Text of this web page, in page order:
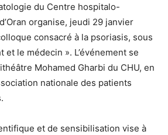
du Centre hospitalo-
organise, jeudi 29 janvier
consacré à la psoriasis, sous
et le médecin ». L’événement se
Mohamed Gharbi du CHU, en
nationale des patients
et de sensibilisation vise à